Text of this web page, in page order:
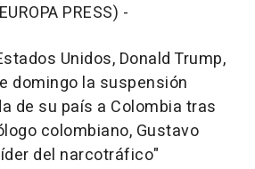
PRESS) -
Unidos, Donald Trump,
domingo la suspensión
de su país a Colombia tras
colombiano, Gustavo
del narcotráfico"